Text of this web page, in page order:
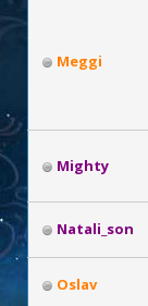
Meggi
Mighty
Natali_son
Oslav